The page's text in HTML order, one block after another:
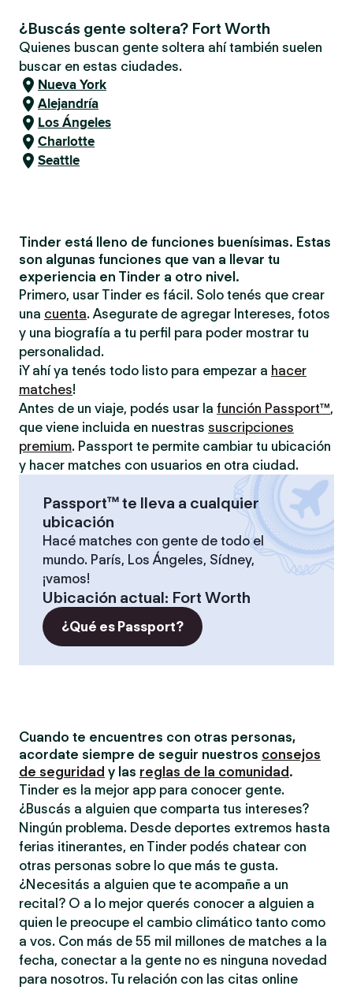
¿Buscás gente soltera? Fort Worth
Quienes buscan gente soltera ahí también suelen
buscar en estas ciudades.
Nueva York
Alejandría
Los Ángeles
Charlotte
Seattle
Tinder está lleno de funciones buenísimas. Estas
son algunas funciones que van a llevar tu
experiencia en Tinder a otro nivel.
Primero, usar Tinder es fácil. Solo tenés que crear
una cuenta. Asegurate de agregar Intereses, fotos
y una biografía a tu perfil para poder mostrar tu
personalidad.
¡Y ahí ya tenés todo listo para empezar a hacer
matches!
Antes de un viaje, podés usar la función Passport™,
que viene incluida en nuestras suscripciones
premium. Passport te permite cambiar tu ubicación
y hacer matches con usuarios en otra ciudad.
Passport™ te lleva a cualquier
ubicación
Hacé matches con gente de todo el
mundo. París, Los Ángeles, Sídney,
¡vamos!
Ubicación actual: Fort Worth
¿Qué es Passport?
Cuando te encuentres con otras personas,
acordate siempre de seguir nuestros consejos
de seguridad y las reglas de la comunidad .
Tinder es la mejor app para conocer gente.
¿Buscás a alguien que comparta tus intereses?
Ningún problema. Desde deportes extremos hasta
ferias itinerantes, en Tinder podés chatear con
otras personas sobre lo que más te gusta.
¿Necesitás a alguien que te acompañe a un
recital? O a lo mejor querés conocer a alguien a
quien le preocupe el cambio climático tanto como
a vos. Con más de 55 mil millones de matches a la
fecha, conectar a la gente no es ninguna novedad
para nosotros. Tu relación con las citas online